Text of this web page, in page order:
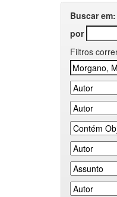
Buscar em:
por
Filtros